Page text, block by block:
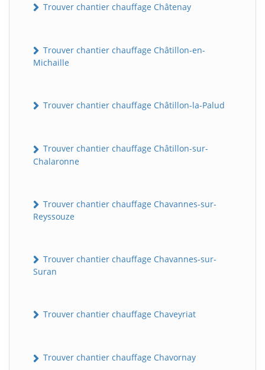
Trouver chantier chauffage Châtenay
Trouver chantier chauffage Châtillon-en-
Michaille
Trouver chantier chauffage Châtillon-la-Palud
Trouver chantier chauffage Châtillon-sur-
Chalaronne
Trouver chantier chauffage Chavannes-sur-
Reyssouze
Trouver chantier chauffage Chavannes-sur-
Suran
Trouver chantier chauffage Chaveyriat
Trouver chantier chauffage Chavornay